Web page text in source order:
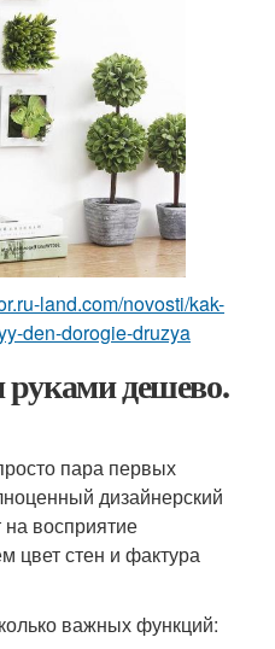
land.com/novosti/kak-
den-dorogie-druzya
руками дешево.
пара первых
дизайнерский
на восприятие
цвет стен и фактура
важных функций: